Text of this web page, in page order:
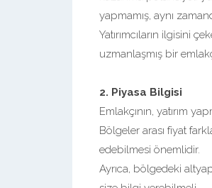
yapmamış, aynı
Yatırımcıların ilgisini
uzmanlaşmış bir
2. Piyasa Bilgisi
Emlakçının, yatırım
Bölgeler arası fiyat
edebilmesi önemlidir.
Ayrıca, bölgedeki